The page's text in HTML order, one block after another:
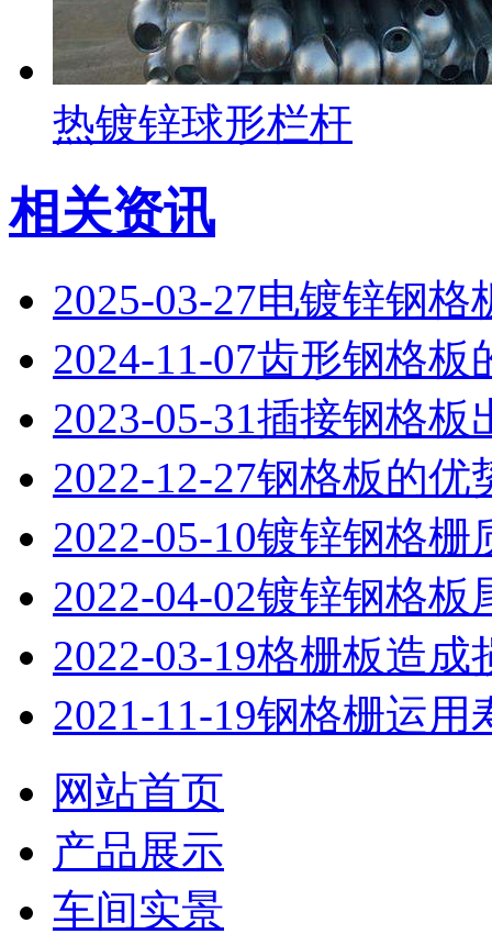
热镀锌球形栏杆
相关资讯
2025-03-27电镀锌钢格
2024-11-07齿形钢格板
2023-05-31插接钢格板
2022-12-27钢格板的优
2022-05-10镀锌钢格栅
2022-04-02镀锌钢格板
2022-03-19格栅板造成
2021-11-19钢格栅运用
网站首页
产品展示
车间实景